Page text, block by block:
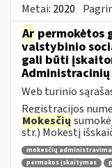
Metai: 2020
Ar permokėtos
valstybinio
gali būti
Web turinio
Registracijos
Mokesčių
str.) Mokestį
mokesčių
permokos įskaitymas